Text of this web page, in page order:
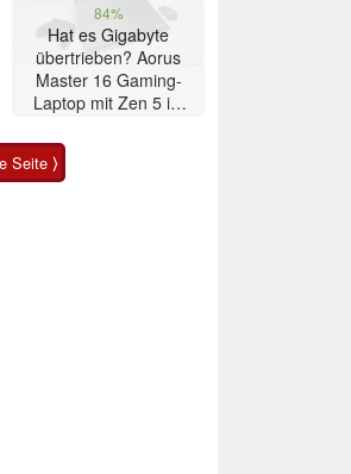
84%
Hat es Gigabyte
übertrieben? Aorus
Master 16 Gaming-
Laptop mit Zen 5 im
Seite ⟩